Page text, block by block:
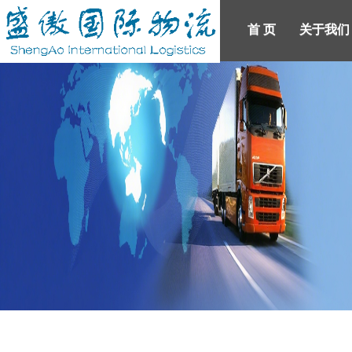
首 页 关于我们
首 页 关于我们 产品展示 新闻中心 人才招聘
联系我们
注册